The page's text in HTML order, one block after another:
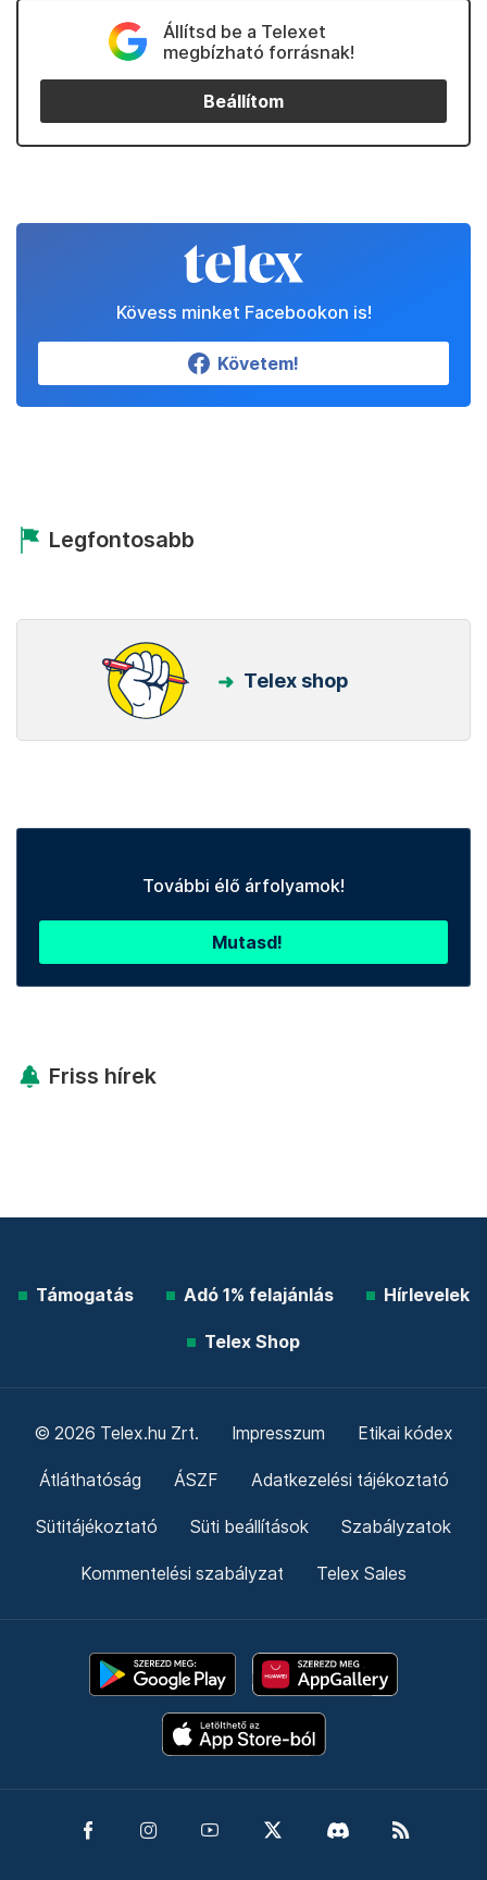
Állítsd be a Telexet
megbízható forrásnak!
Beállítom
Kövess minket Facebookon is!
Követem!
Legfontosabb
Telex shop
További élő árfolyamok!
Mutasd!
Friss hírek
Támogatás Adó 1% felajánlás Hírlevelek
Telex Shop
© 2026 Telex.hu Zrt. Impresszum Etikai kódex
Átláthatóság ÁSZF Adatkezelési tájékoztató
Sütitájékoztató Süti beállítások Szabályzatok
Kommentelési szabályzat Telex Sales